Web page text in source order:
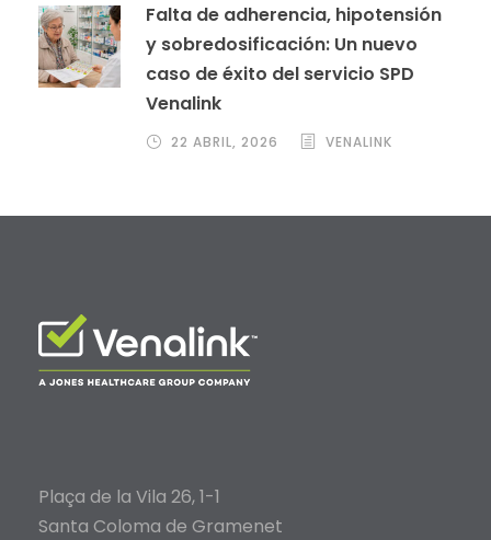
Falta de adherencia, hipotensión
y sobredosificación: Un nuevo
caso de éxito del servicio SPD
Venalink
22 ABRIL, 2026 VENALINK
Plaça de la Vila 26, 1-1
Santa Coloma de Gramenet